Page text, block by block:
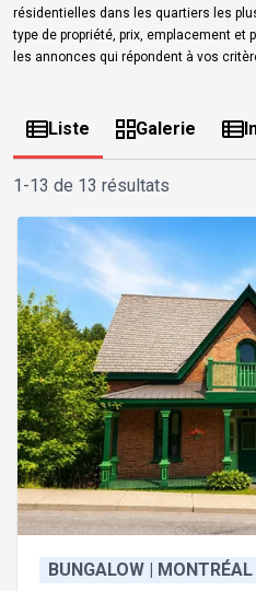
résidentielles dans les quartiers les
type de propriété, prix, emplacement et
les annonces qui répondent à vos
Liste Galerie
1-13 de 13 résultats
BUNGALOW | MONTRÉAL